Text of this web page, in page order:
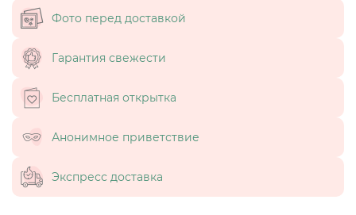
Фото перед доставкой
Гарантия свежести
Бесплатная открытка
Анонимное приветствие
Экспресс доставка